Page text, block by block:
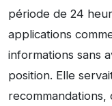
période de 24
applications
informations sans
position. Elle